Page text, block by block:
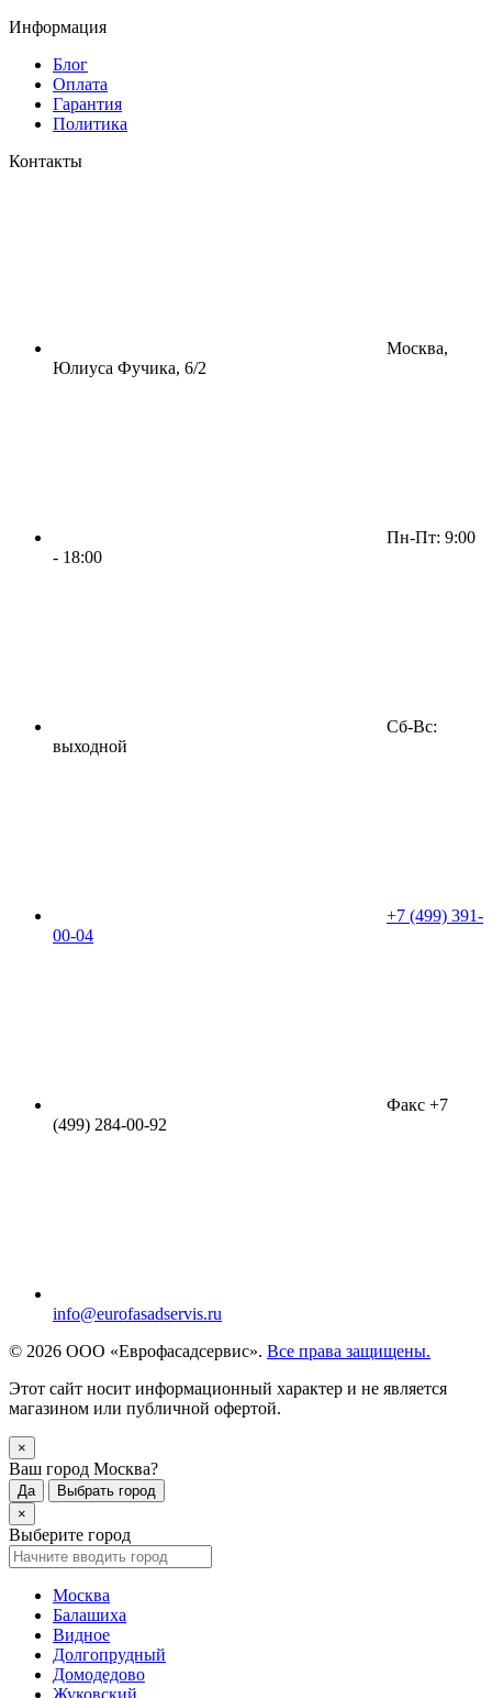
Информация
Блог
Оплата
Гарантия
Политика
Контакты
Москва,
Юлиуса Фучика, 6/2
Пн-Пт: 9:00
- 18:00
Сб-Вс:
выходной
+7 (499) 391-
00-04
Факс +7
(499) 284-00-92
info@eurofasadservis.ru
© 2026 ООО «Еврофасадсервис». Все права защищены.
Этот сайт носит информационный характер и не является
магазином или публичной офертой.
×
Ваш город Москва?
Да
Выбрать город
×
Выберите город
Москва
Балашиха
Видное
Долгопрудный
Домодедово
Жуковский